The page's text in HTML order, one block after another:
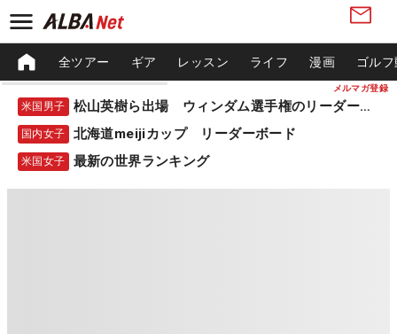
メルマガ登録
全ツアー ギア レッスン ライフ 漫画 ゴル
米国男子 松山英樹ら出場 ウィンダム選手権のリーダーボード
国内女子 北海道meijiカップ リーダーボード
米国女子 最新の世界ランキング